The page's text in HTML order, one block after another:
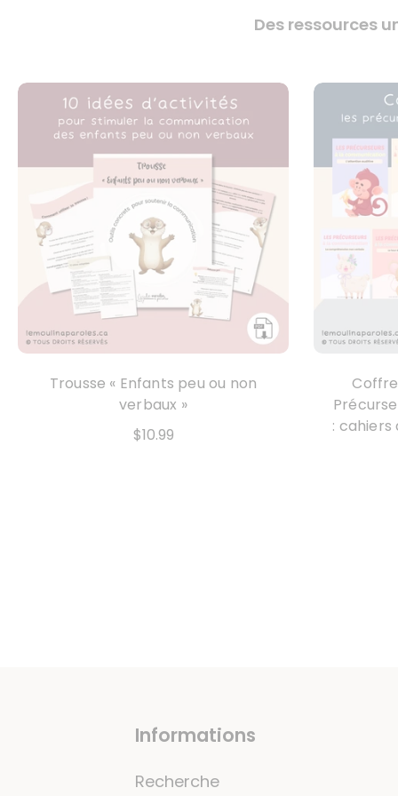
Des ressources
Trousse « Enfants peu ou non
verbaux »
$10.99
: cahiers
Informations
Recherche